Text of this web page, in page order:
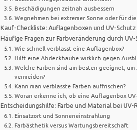
Beschädigungen zeitnah ausbessern
Wegnehmen bei extremer Sonne oder für
Kauf-Checkliste: Auflagenboxen und UV-Schutz
Häufige Fragen zur Farbveränderung durch UV-
Wie schnell verblasst eine Auflagenbox?
Hilft eine Abdeckhaube wirklich gegen
Welche Farben sind am besten geeignet, um
vermeiden?
Kann man verblasste Farben auffrischen?
Woran erkenne ich, ob eine Auflagenbox
Entscheidungshilfe: Farbe und Material bei UV-
Einsatzort und Sonneneinstrahlung
Farbästhetik versus Wartungsbereitschaft